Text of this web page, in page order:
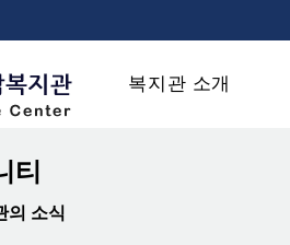
복지관 소개
티
의 소식